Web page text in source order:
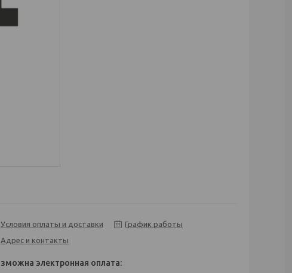
Условия оплаты и доставки
График работы
Адрес и контакты